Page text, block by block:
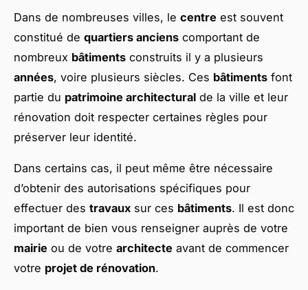
Dans de nombreuses villes, le centre est souvent
constitué de quartiers anciens comportant de
nombreux bâtiments construits il y a plusieurs
années, voire plusieurs siècles. Ces bâtiments font
partie du patrimoine architectural de la ville et leur
rénovation doit respecter certaines règles pour
préserver leur identité.
Dans certains cas, il peut même être nécessaire
d’obtenir des autorisations spécifiques pour
effectuer des travaux sur ces bâtiments. Il est donc
important de bien vous renseigner auprès de votre
mairie ou de votre architecte avant de commencer
votre projet de rénovation.